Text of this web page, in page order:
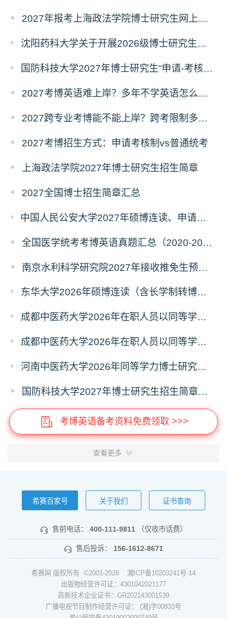
2027年报考上海政法学院博士研究生网上报名公告
沈阳药科大学关于开展2026级博士研究生录取后信息采集及档案调取等相关工作的通知
国防科技大学2027年博士研究生“申请-考核”制招生专业基础笔试考试大纲
2027考博英语难上岸？多年不学英语怎么备考？
2027跨专业考博能不能上岸？跨考限制多不多？
2027考博招生方式：申请考核制vs普通统考
上海政法学院2027年博士研究生招生简章
2027全国博士招生简章汇总
中国人民公安大学2027年硕博连读、申请考核、本科直博博士研究生招生报名事宜的通知
全国医学统考考博英语真题汇总（2020-2026年）
南京水利科学研究院2027年接收推免生预报名公告
东华大学2026年硕博连读（含长学制转博）博士研究生拟录取名单公示
成都中医药大学2026年在职人员以同等学力申请中西医结合博士学术学位招生章程
成都中医药大学2026年在职人员以同等学力申请中医博士专业学位招生章程
河南中医药大学2026年同等学力博士研究生招生拟进入复试人员名单公示
国防科技大学2027年博士研究生招生简章（预发版）
考博英语备考资料免费领取 >>>
查看更多
希赛百家号 关于我们 证书查询
售前电话： 400-111-9811 （仅收市话费）
售后投诉： 156-1612-8671
希赛网 版权所有 ©2001-2026 湘ICP备10203241号-14
出版物经营许可证：4301042021177
高新技术企业证书：GR202143001539
广播电视节目制作经营许可证： (湘)字00833号